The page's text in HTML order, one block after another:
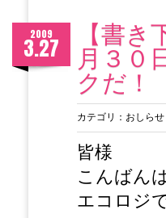
【書
月３０
クだ！
2009
3.27
カテゴリ： おしらせ
皆様
こんばんは
エコロジ